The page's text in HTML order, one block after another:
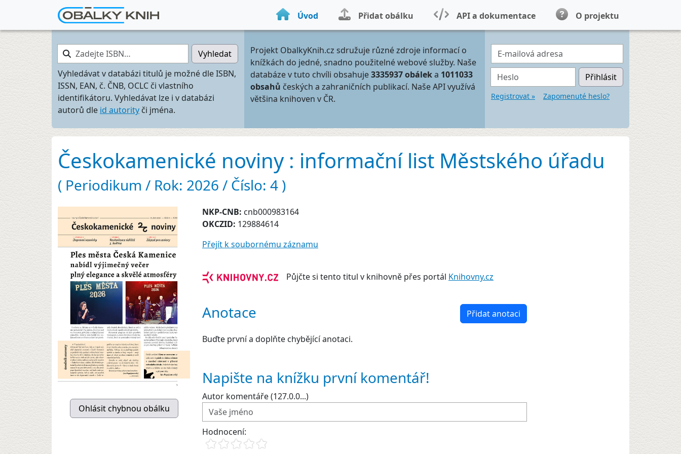
Úvod Přidat obálku API a dokumentace O projektu
Zadejte ISBN…
Vyhledat
Vyhledávat v databázi titulů je možné dle ISBN,
ISSN, EAN, č. ČNB, OCLC či vlastního
identifikátoru. Vyhledávat lze i v databázi
autorů dle id autority či jména.
Projekt ObalkyKnih.cz sdružuje různé zdroje informací o
knížkách do jedné, snadno použitelné webové služby. Naše
databáze v tuto chvíli obsahuje3335937 obáleka 1011033
obsahů českých a zahraničních publikací. Naše API využívá
většina knihoven v ČR.
E-mailová adresa
Heslo Přihlásit
Registrovat » Zapomenuté heslo?
Českokamenické noviny : informační list Městského úřadu
( Periodikum / Rok: 2026 / Číslo: 4 )
NKP-CNB: cnb000983164
OKCZID: 129884614
Přejít k soubornému záznamu
Půjčte si tento titul v knihovně přes portál Knihovny.cz
Anotace Přidat anotaci
Buďte první a doplňte chybějící anotaci.
Napište na knížku první komentář!
Autor komentáře (127.0.0...)
Hodnocení: